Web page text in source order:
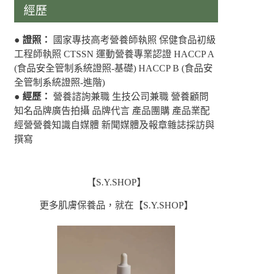
經歷
● 證照：
國家專技高考營養師執照 保健食品初級
工程師執照 CTSSN 運動營養專業認證 HACCP A
(食品安全管制系統證照-基礎) HACCP B (食品安
全管制系統證照-進階)
● 經歷： 營養諮詢兼職 生技公司兼職 營養顧問
知名品牌廣告拍攝 品牌代言 產品團購 產品業配
經營營養知識自媒體 新聞媒體及報章雜誌採訪與
撰寫
【S.Y.SHOP】
更多肌膚保養品，就在【S.Y.SHOP】